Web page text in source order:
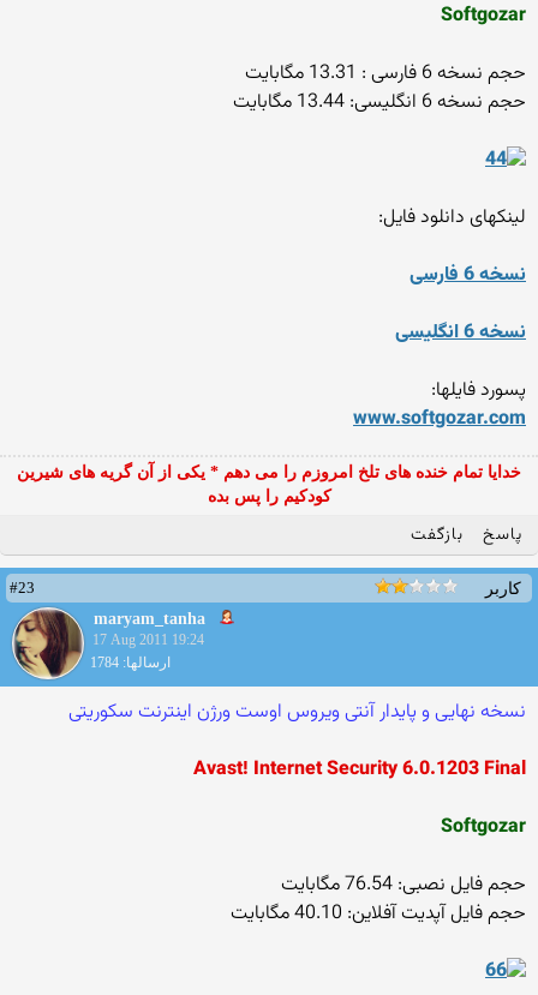
Softgozar
حجم نسخه 6 فارسی : 13.31 مگابایت
حجم نسخه 6 انگلیسی: 13.44 مگابایت
لینکهای دانلود فایل:
نسخه 6 فارسی
نسخه 6 انگلیسی
پسورد فایلها:
www.softgozar.com
خدایا تمام خنده های تلخ امروزم را می دهم * یکی از آن گریه های شیرین
کودکیم را پس بده
پاسخ بازگفت
کاربر
#23
maryam_tanha
17 Aug 2011 19:24
ارسالها: 1784
نسخه نهایی و پایدار آنتی ویروس اوست ورژن اینترنت سکوریتی
Avast! Internet Security 6.0.1203 Final
Softgozar
حجم فایل نصبی: 76.54 مگابایت
حجم فایل آپدیت آفلاین: 40.10 مگابایت